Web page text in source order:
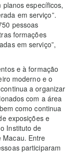
específicos,
em serviço”.
pessoas
formações
em serviço”,
e à formação
moderno e o
a organizar
com a área
como continua
exposições e
Instituto de
Macau. Entre
participaram